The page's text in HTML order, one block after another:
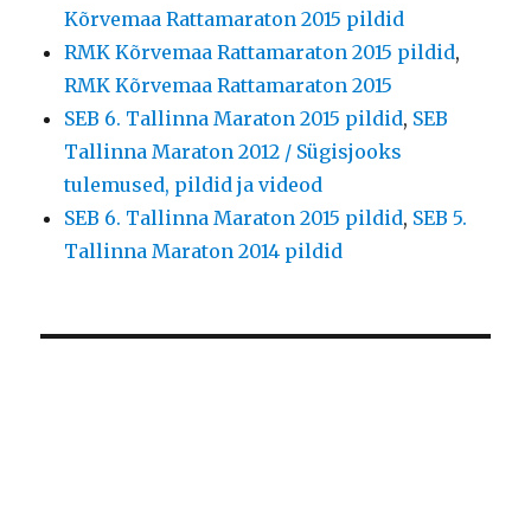
Kõrvemaa Rattamaraton 2015 pildid
RMK Kõrvemaa Rattamaraton 2015 pildid,
RMK Kõrvemaa Rattamaraton 2015
SEB 6. Tallinna Maraton 2015 pildid, SEB
Tallinna Maraton 2012 / Sügisjooks
tulemused, pildid ja videod
SEB 6. Tallinna Maraton 2015 pildid, SEB 5.
Tallinna Maraton 2014 pildid